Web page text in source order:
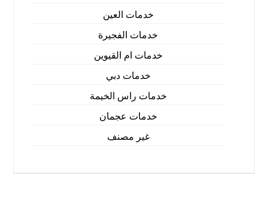
خدمات العين
خدمات الفجيرة
خدمات ام القيوين
خدمات دبي
خدمات راس الخيمة
خدمات عجمان
غير مصنف